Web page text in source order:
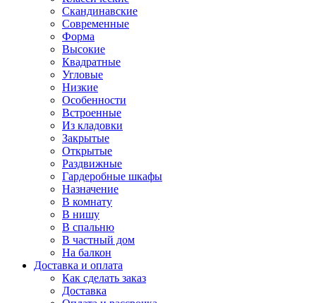
Скандинавские
Современные
Форма
Высокие
Квадратные
Угловые
Низкие
Особенности
Встроенные
Из кладовки
Закрытые
Открытые
Раздвижные
Гардеробные шкафы
Назначение
В комнату
В нишу
В спальню
В частный дом
На балкон
Доставка и оплата
Как сделать заказ
Доставка